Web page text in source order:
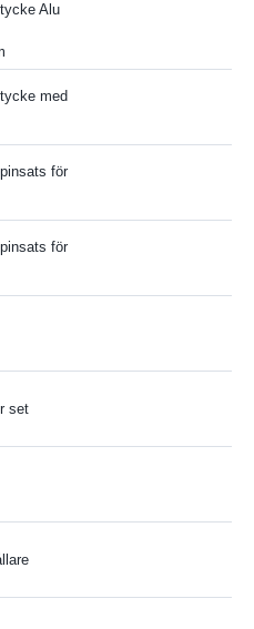
Alu
med
för
för
set